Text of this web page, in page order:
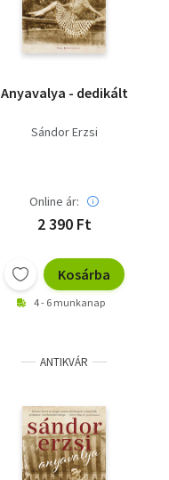
Anyavalya - dedikált
Sándor Erzsi
Online ár:
2 390 Ft
Kosárba
4 - 6 munkanap
ANTIKVÁR